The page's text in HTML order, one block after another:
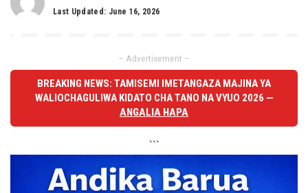
Last Updated: June 16, 2026
– Advertisement –
BREAKING NEWS: TAMISEMI IMETANGAZA MAJINA YA
WALIOCHAGULIWA KIDATO CHA TANO NA VYUO 2026 —
ANGALIA HAPA
```